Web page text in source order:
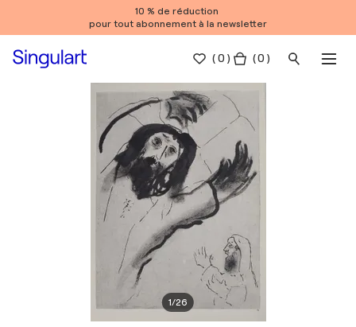
10 % de réduction
pour tout abonnement à la newsletter
(0 ) ( 0 )
1/26